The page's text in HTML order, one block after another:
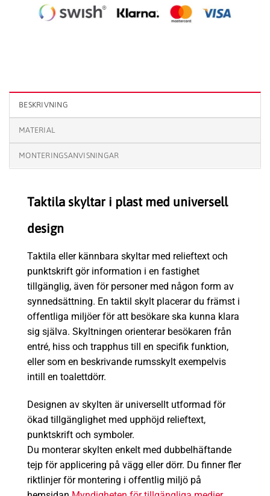
BESKRIVNING
MATERIAL
MONTERINGSANVISNINGAR
Taktila skyltar i plast med universell
design
Taktila eller kännbara skyltar med relieftext och
punktskrift gör information i en fastighet
tillgänglig, även för personer med någon form av
synnedsättning. En taktil skylt placerar du främst i
offentliga miljöer för att besökare ska kunna klara
sig själva. Skyltningen orienterar besökaren från
entré, hiss och trapphus till en specifik funktion,
eller som en beskrivande rumsskylt exempelvis
intill en toalettdörr.
Designen av skylten är universellt utformad för
ökad tillgänglighet med upphöjd relieftext,
punktskrift och symboler.
Du monterar skylten enkelt med dubbelhäftande
tejp för applicering på vägg eller dörr. Du finner fler
riktlinjer för montering i offentlig miljö på